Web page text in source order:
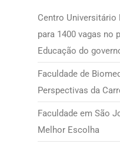
Centro Universitário
para 1400 vagas no
Educação do
Faculdade de
Perspectivas da
Faculdade em São
Melhor Escolha